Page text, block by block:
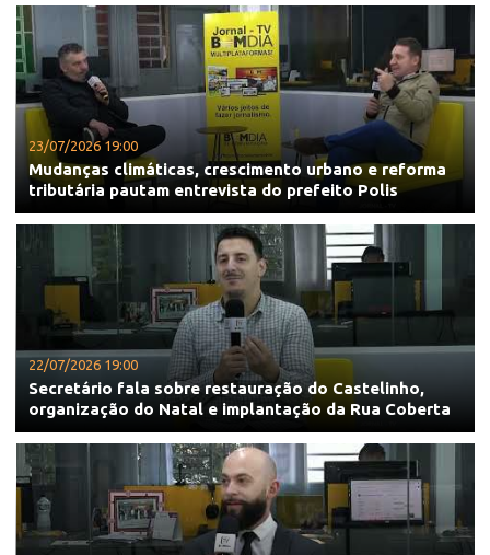
23/07/2026 19:00
Mudanças climáticas, crescimento urbano e reforma
tributária pautam entrevista do prefeito Polis
22/07/2026 19:00
Secretário fala sobre restauração do Castelinho,
organização do Natal e implantação da Rua Coberta